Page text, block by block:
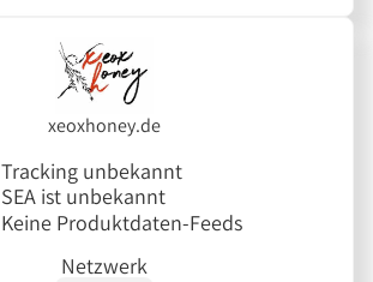
xeoxhoney.de
Tracking unbekannt
SEA ist unbekannt
Keine Produktdaten-Feeds
Netzwerk